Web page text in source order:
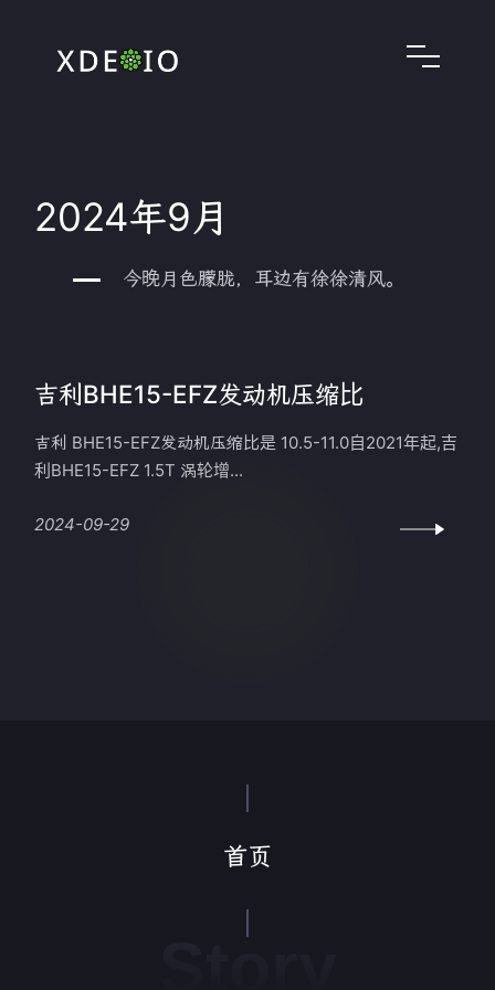
2024年9月
今晚月色朦胧，耳边有徐徐清风。
吉利BHE15-EFZ发动机压缩比
吉利 BHE15-EFZ发动机压缩比是 10.5-11.0自2021年起,吉
利BHE15-EFZ 1.5T 涡轮增...
2024-09-29
首页